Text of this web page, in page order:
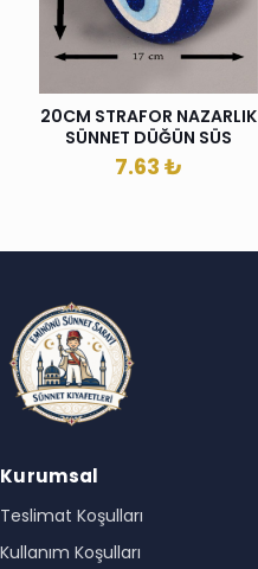
20CM STRAFOR NAZARLIK
SÜNNET DÜĞÜN SÜS
7.63 ₺
Kurumsal
Teslimat Koşulları
Kullanım Koşulları